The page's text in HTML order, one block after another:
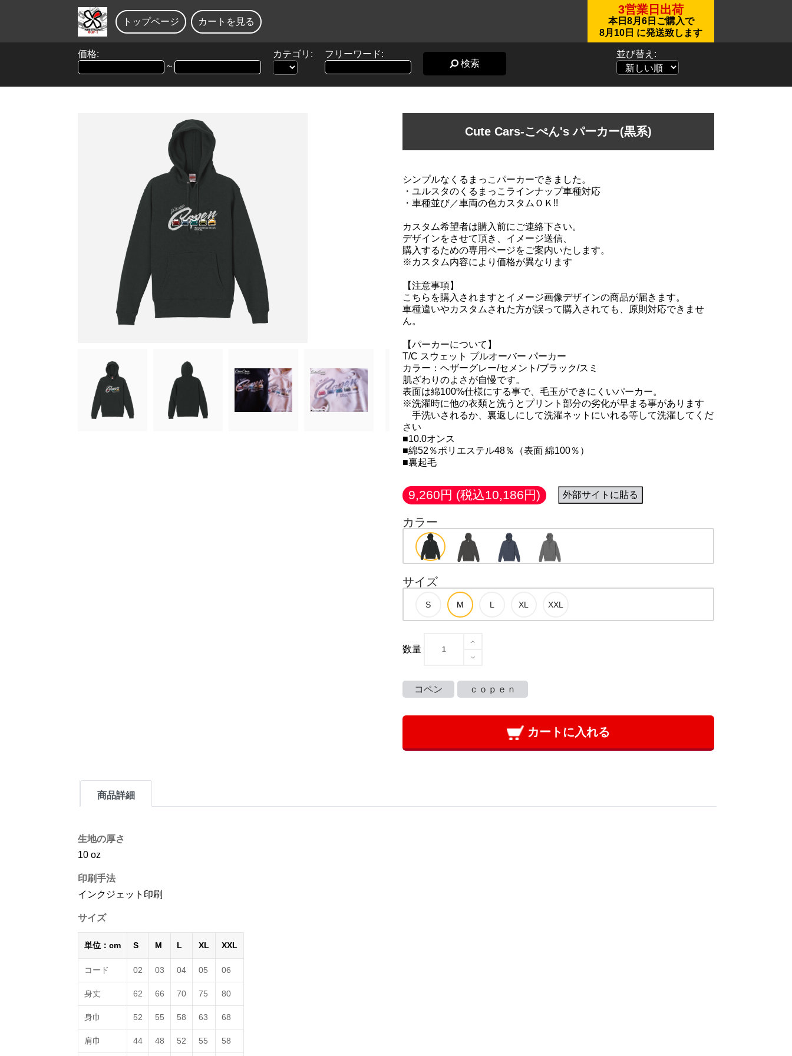
トップページ カートを見る
3営業日出荷
本日 8月6日 ご購入で
8月10日 に発送致します
価格:
~
カテゴリ:
フリーワード:
検索
並び替え:
Cute Cars-こぺん's パーカー(黒系)
シンプルなくるまっこパーカーできました。
・ユルスタのくるまっこラインナップ車種対応
・車種並び／車両の色カスタムＯＫ!!
カスタム希望者は購入前にご連絡下さい。
デザインをさせて頂き、イメージ送信、
購入するための専用ページをご案内いたします。
※カスタム内容により価格が異なります
【注意事項】
こちらを購入されますとイメージ画像デザインの商品が届きます。
車種違いやカスタムされた方が誤って購入されても、原則対応できませ
ん。
【パーカーについて】
T/C スウェット プルオーバー パーカー
カラー：ヘザーグレー/セメント/ブラック/スミ
肌ざわりのよさが自慢です。
表面は綿100%仕様にする事で、毛玉ができにくいパーカー。
※洗濯時に他の衣類と洗うとプリント部分の劣化が早まる事があります
手洗いされるか、裏返しにして洗濯ネットにいれる等して洗濯してくだ
さい
■10.0オンス
■綿52％ポリエステル48％（表面 綿100％）
■裏起毛
9,260円 (税込10,186円) 外部サイトに貼る
カラー
サイズ
数量
コペン ｃｏｐｅｎ
カートに入れる
商品詳細
生地の厚さ
10 oz
印刷手法
インクジェット印刷
サイズ
単位：cm S M L XL XXL
コード 02 03 04 05 06
身丈 62 66 70 75 80
身巾 52 55 58 63 68
肩巾 44 48 52 55 58